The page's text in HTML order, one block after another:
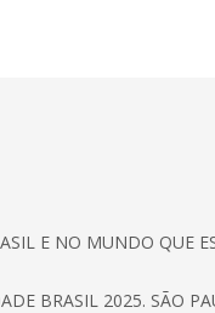
E NO MUNDO QUE
BRASIL 2025. SÃO